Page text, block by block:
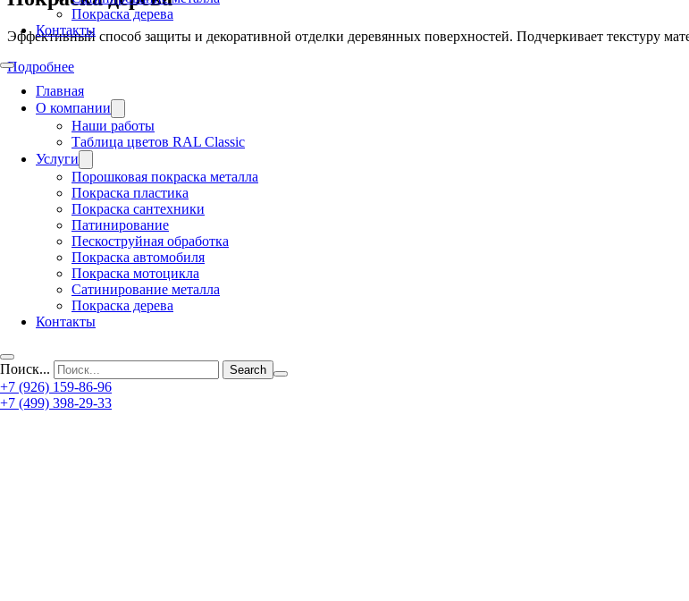
Покраска дерева
Контакты
Главная
О компании
Наши работы
Таблица цветов RAL Classic
Услуги
Порошковая покраска металла
Покраска пластика
Покраска сантехники
Патинирование
Пескоструйная обработка
Покраска автомобиля
Покраска мотоцикла
Сатинирование металла
Покраска дерева
Контакты
Поиск...
+7 (926) 159-86-96
+7 (499) 398-29-33
Эффективный способ защиты и декоративной отделки деревянных поверхностей. Подчеркивает текстуру
Подробнее